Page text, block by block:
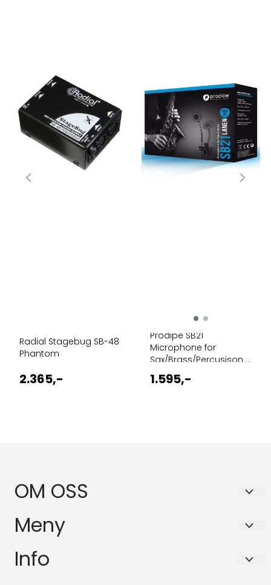
Radial Stagebug SB-48
Phantom
2.365,-
Prodipe SB21
Microphone for
Sax/Brass/Percusison ...
1.595,-
OM OSS
BASSANOVA AS
Schleppegrells gate 30A
0556 OSLO
Meny
Personvern
Info